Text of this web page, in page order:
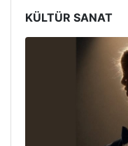
KÜLTÜR SANAT